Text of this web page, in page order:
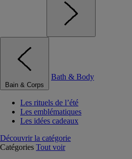
Bain & Corps
Bath & Body
Les rituels de l’été
Les emblématiques
Les idées cadeaux
Découvrir la catégorie
Catégories Tout voir